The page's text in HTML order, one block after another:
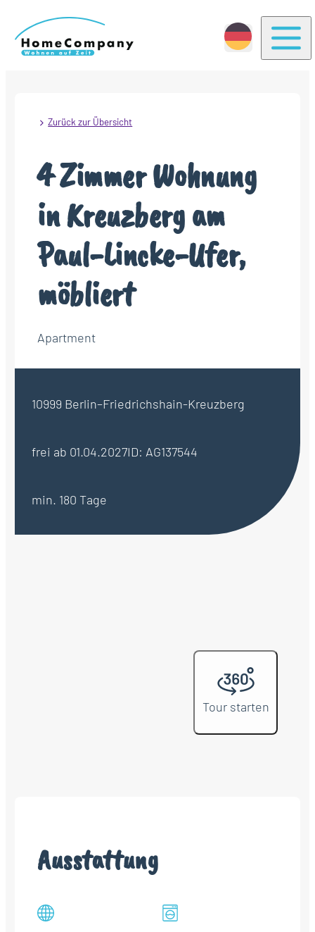
Zurück zur Übersicht
4 Zimmer Wohnung
in Kreuzberg am
Paul-Lincke-Ufer,
möbliert
Apartment
10999 Berlin–Friedrichshain-Kreuzberg
frei ab 01.04.2027ID: AG137544
min. 180 Tage
Tour starten
Ausstattung